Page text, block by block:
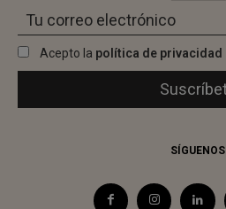
Acepto la política de privacidad
SÍGUENOS